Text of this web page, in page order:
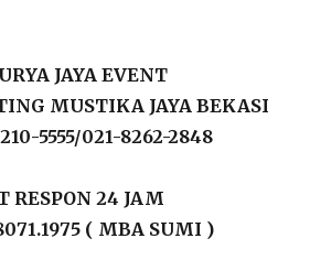
JAYA EVENT
MUSTIKA JAYA BEKASI
5555/021-8262-2848
RESPON 24 JAM
( MBA SUMI )